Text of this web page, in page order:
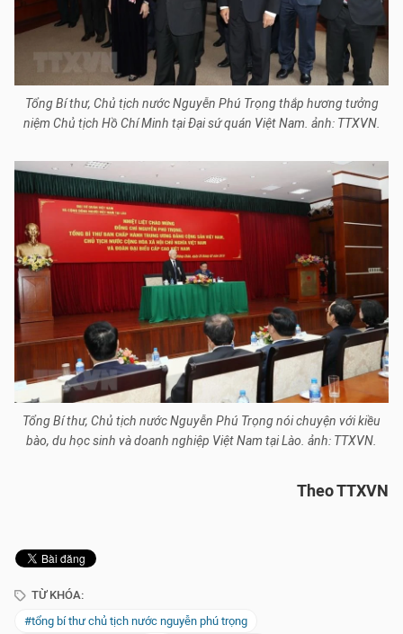
Tổng Bí thư, Chủ tịch nước Nguyễn Phú Trọng thắp hương tưởng
niệm Chủ tịch Hồ Chí Minh tại Đại sứ quán Việt Nam. ảnh: TTXVN.
Tổng Bí thư, Chủ tịch nước Nguyễn Phú Trọng nói chuyện với kiều
bào, du học sinh và doanh nghiệp Việt Nam tại Lào. ảnh: TTXVN.
Theo TTXVN
TỪ KHÓA:
#tổng bí thư chủ tịch nước nguyễn phú trọng